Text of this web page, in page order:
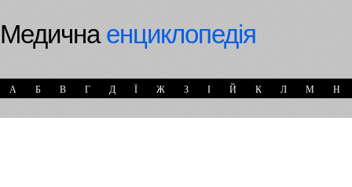
Медичнаенциклопедія
А Б В Г Д Ї Ж З І Й К Л М Н